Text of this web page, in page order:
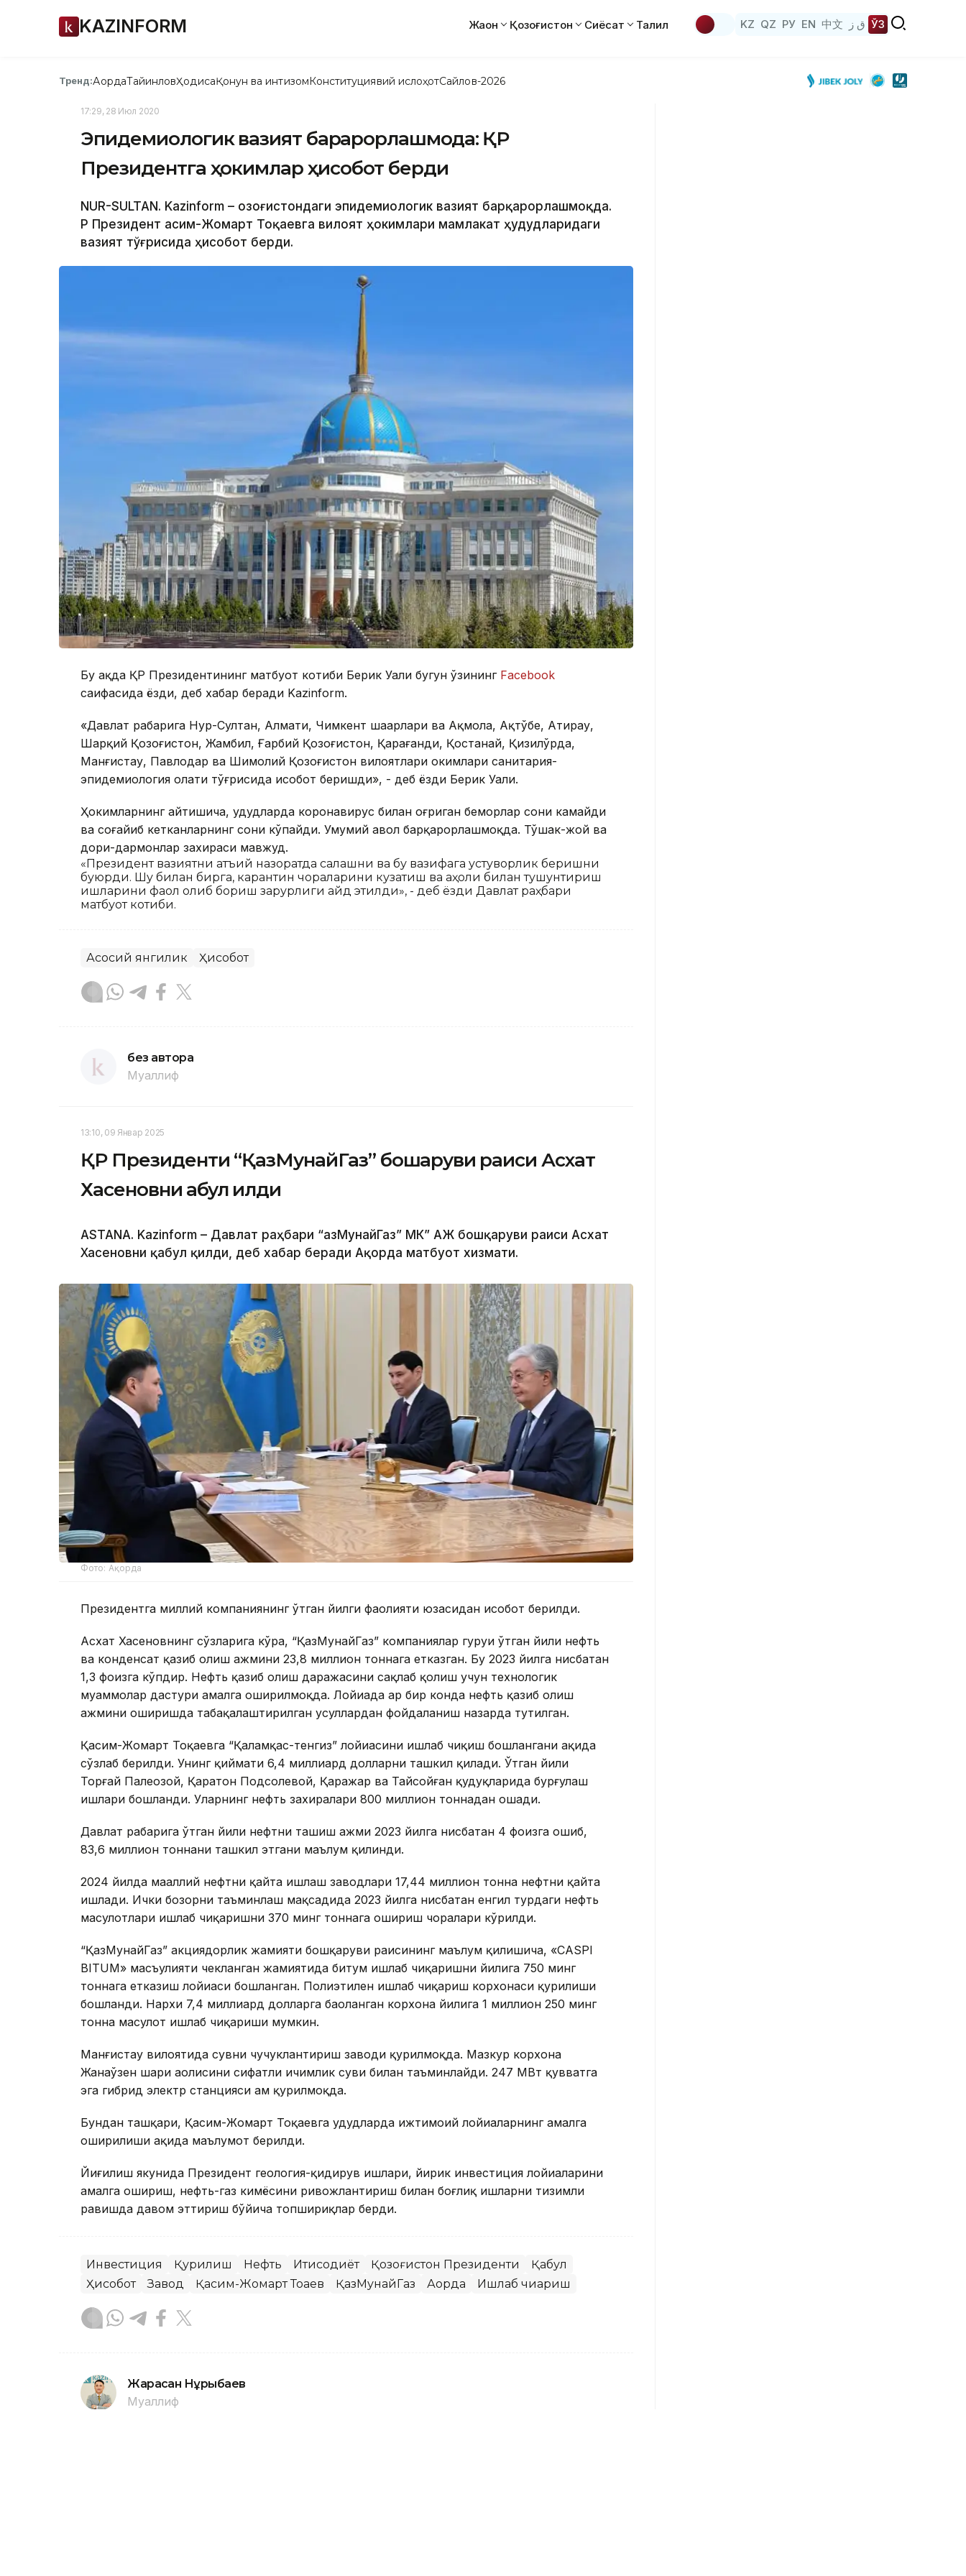
KAZINFORM Жаҳон Қозоғистон Сиёсат Таҳлил KZ QZ РУ EN 中文 ق ز ЎЗ
Тренд:АқордаТайинловҲодисаҚонун ва интизомКонституциявий ислоҳотСайлов-2026
17:29, 28 Июл 2020
Эпидемиологик вазият барқарорлашмоқда: ҚР
Президентга ҳокимлар ҳисобот берди
NUR-SULTAN. Kazinform – Қозоғистондаги эпидемиологик вазият барқарорлашмоқда.
ҚР Президент Қасим-Жомарт Тоқаевга вилоят ҳокимлари мамлакат ҳудудларидаги
вазият тўғрисида ҳисобот берди.
Бу ҳақда ҚР Президентининг матбуот котиби Берик Уали бугун ўзининг Facebook
саҳифасида ёзди, деб хабар беради Kazinform.
«Давлат раҳбарига Нур-Султан, Алмати, Чимкент шаҳарлари ва Ақмола, Ақтўбе, Атирау,
Шарқий Қозоғистон, Жамбил, Ғарбий Қозоғистон, Қарағанди, Қостанай, Қизилўрда,
Манғистау, Павлодар ва Шимолий Қозоғистон вилоятлари ҳокимлари санитария-
эпидемиология ҳолати тўғрисида ҳисобот беришди», - деб ёзди Берик Уали.
Ҳокимларнинг айтишича, ҳудудларда коронавирус билан оғриган беморлар сони камайди
ва соғайиб кетканларнинг сони кўпайди. Умумий аҳвол барқарорлашмоқда. Тўшак-жой ва
дори-дармонлар захираси мавжуд.
«Президент вазиятни қатъий назоратда сақлашни ва бу вазифага устуворлик беришни
буюрди. Шу билан бирга, карантин чораларини кузатиш ва аҳоли билан тушунтириш
ишларини фаол олиб бориш зарурлиги қайд этилди», - деб ёзди Давлат раҳбари
матбуот котиби.
Асосий янгилик Ҳисобот
без автора
Муаллиф
13:10, 09 Январ 2025
ҚР Президенти “ҚазМунайГаз” бошқаруви раиси Асхат
Хасеновни қабул қилди
ASTANA. Kazinform – Давлат раҳбари “ҚазМунайГаз” МК” АЖ бошқаруви раиси Асхат
Хасеновни қабул қилди, деб хабар беради Ақорда матбуот хизмати.
Фото: Ақорда
Президентга миллий компаниянинг ўтган йилги фаолияти юзасидан ҳисобот берилди.
Асхат Хасеновнинг сўзларига кўра, “ҚазМунайГаз” компаниялар гуруҳи ўтган йили нефть
ва конденсат қазиб олиш ҳажмини 23,8 миллион тоннага етказган. Бу 2023 йилга нисбатан
1,3 фоизга кўпдир. Нефть қазиб олиш даражасини сақлаб қолиш учун технологик
муаммолар дастури амалга оширилмоқда. Лойиҳада ҳар бир конда нефть қазиб олиш
ҳажмини оширишда табақалаштирилган усуллардан фойдаланиш назарда тутилган.
Қасим-Жомарт Тоқаевга “Қаламқас-тенгиз” лойиҳасини ишлаб чиқиш бошлангани ҳақида
сўзлаб берилди. Унинг қиймати 6,4 миллиард долларни ташкил қилади. Ўтган йили
Торғай Палеозой, Қаратон Подсолевой, Қаражар ва Тайсойған қудуқларида бурғулаш
ишлари бошланди. Уларнинг нефть захиралари 800 миллион тоннадан ошади.
Давлат раҳбарига ўтган йили нефтни ташиш ҳажми 2023 йилга нисбатан 4 фоизга ошиб,
83,6 миллион тоннани ташкил этгани маълум қилинди.
2024 йилда маҳаллий нефтни қайта ишлаш заводлари 17,44 миллион тонна нефтни қайта
ишлади. Ички бозорни таъминлаш мақсадида 2023 йилга нисбатан енгил турдаги нефть
маҳсулотлари ишлаб чиқаришни 370 минг тоннага ошириш чоралари кўрилди.
“ҚазМунайГаз” акциядорлик жамияти бошқаруви раисининг маълум қилишича, «CASPI
BITUM» масъулияти чекланган жамиятида битум ишлаб чиқаришни йилига 750 минг
тоннага етказиш лойиҳаси бошланган. Полиэтилен ишлаб чиқариш корхонаси қурилиши
бошланди. Нархи 7,4 миллиард долларга баҳоланган корхона йилига 1 миллион 250 минг
тонна маҳсулот ишлаб чиқариши мумкин.
Манғистау вилоятида сувни чучуклантириш заводи қурилмоқда. Мазкур корхона
Жанаўзен шаҳри аҳолисини сифатли ичимлик суви билан таъминлайди. 247 МВт қувватга
эга гибрид электр станцияси ҳам қурилмоқда.
Бундан ташқари, Қасим-Жомарт Тоқаевга ҳудудларда ижтимоий лойиҳаларнинг амалга
оширилиши ҳақида маълумот берилди.
Йиғилиш якунида Президент геология-қидирув ишлари, йирик инвестиция лойиҳаларини
амалга ошириш, нефть-газ кимёсини ривожлантириш билан боғлиқ ишларни тизимли
равишда давом эттириш бўйича топшириқлар берди.
Инвестиция Қурилиш Нефть Иқтисодиёт Қозоғистон Президенти
Қабул
Ҳисобот
Завод Қасим-Жомарт Тоқаев ҚазМунайГаз Ақорда Ишлаб чиқариш
Жарасқан Нұрыбаев
Муаллиф